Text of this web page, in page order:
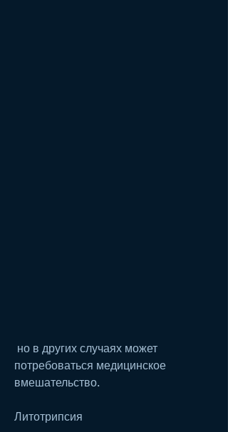
потребоваться медицинское
вмешательство.
Литотрипсия